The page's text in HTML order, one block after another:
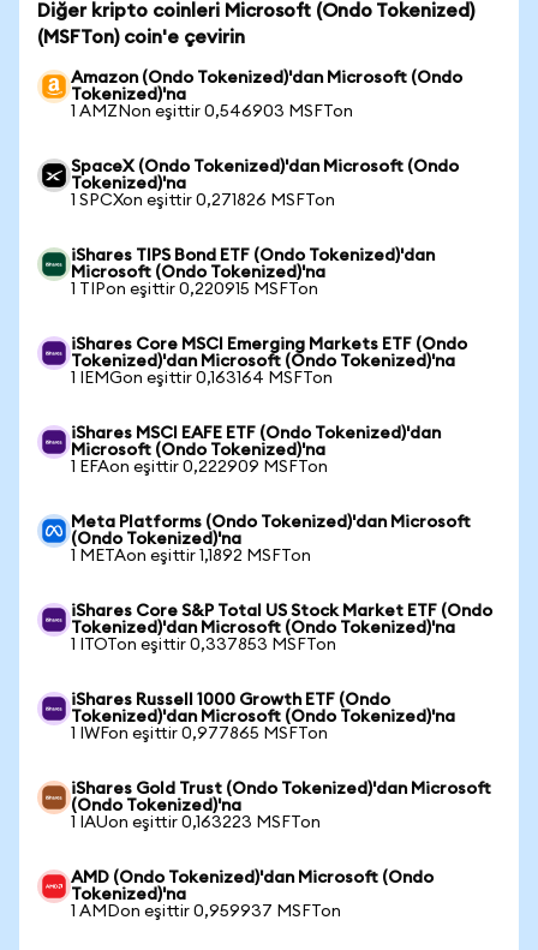
Diğer kripto coinleri Microsoft (Ondo Tokenized)
(MSFTon) coin'e çevirin
Amazon (Ondo Tokenized)'dan Microsoft (Ondo
Tokenized)'na
1 AMZNon eşittir 0,546903 MSFTon
SpaceX (Ondo Tokenized)'dan Microsoft (Ondo
Tokenized)'na
1 SPCXon eşittir 0,271826 MSFTon
iShares TIPS Bond ETF (Ondo Tokenized)'dan
Microsoft (Ondo Tokenized)'na
1 TIPon eşittir 0,220915 MSFTon
iShares Core MSCI Emerging Markets ETF (Ondo
Tokenized)'dan Microsoft (Ondo Tokenized)'na
1 IEMGon eşittir 0,163164 MSFTon
iShares MSCI EAFE ETF (Ondo Tokenized)'dan
Microsoft (Ondo Tokenized)'na
1 EFAon eşittir 0,222909 MSFTon
Meta Platforms (Ondo Tokenized)'dan Microsoft
(Ondo Tokenized)'na
1 METAon eşittir 1,1892 MSFTon
iShares Core S&P Total US Stock Market ETF (Ondo
Tokenized)'dan Microsoft (Ondo Tokenized)'na
1 ITOTon eşittir 0,337853 MSFTon
iShares Russell 1000 Growth ETF (Ondo
Tokenized)'dan Microsoft (Ondo Tokenized)'na
1 IWFon eşittir 0,977865 MSFTon
iShares Gold Trust (Ondo Tokenized)'dan Microsoft
(Ondo Tokenized)'na
1 IAUon eşittir 0,163223 MSFTon
AMD (Ondo Tokenized)'dan Microsoft (Ondo
Tokenized)'na
1 AMDon eşittir 0,959937 MSFTon